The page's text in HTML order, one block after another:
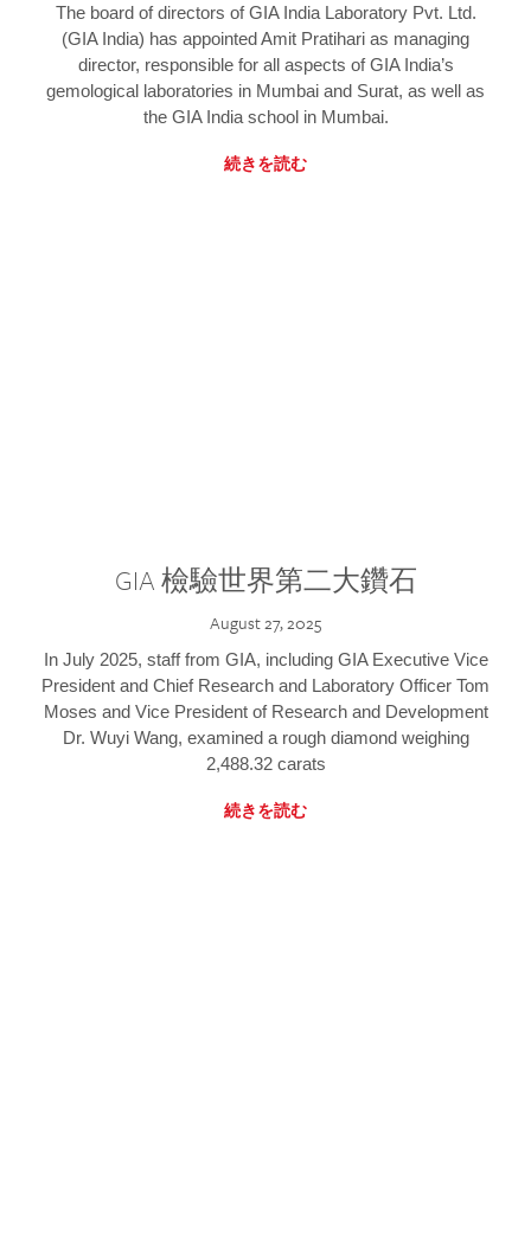
The board of directors of GIA India Laboratory Pvt. Ltd.
(GIA India) has appointed Amit Pratihari as managing
director, responsible for all aspects of GIA India’s
gemological laboratories in Mumbai and Surat, as well as
the GIA India school in Mumbai.
続きを読む
GIA 檢驗世界第二大鑽石
August 27, 2025
In July 2025, staff from GIA, including GIA Executive Vice
President and Chief Research and Laboratory Officer Tom
Moses and Vice President of Research and Development
Dr. Wuyi Wang, examined a rough diamond weighing
2,488.32 carats
続きを読む